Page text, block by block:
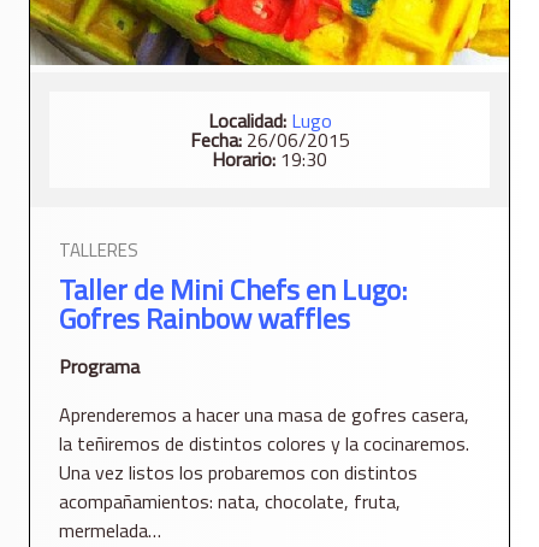
Localidad: Lugo
Fecha:26/06/2015
Horario: 19:30
TALLERES
Taller de Mini Chefs en Lugo:
Gofres Rainbow waffles
Programa
Aprenderemos a hacer una masa de gofres casera,
la teñiremos de distintos colores y la cocinaremos.
Una vez listos los probaremos con distintos
acompañamientos: nata, chocolate, fruta,
mermelada…